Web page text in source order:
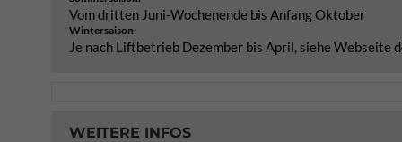
Vom dritten Juni-Wochenende bis Anfang Oktober
Wintersaison:
Je nach Liftbetrieb Dezember bis April, siehe Webseite
WEITERE INFOS